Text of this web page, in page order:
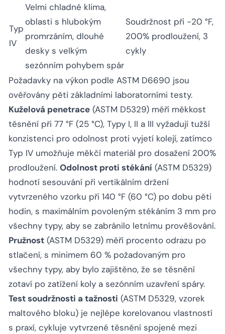
Typ
IV
Velmi chladné klima,
oblasti s hlubokým
promrzáním, dlouhé
desky s velkým
sezónním pohybem spár
Soudržnost při -20 °F,
200% prodloužení, 3
cykly
Požadavky na výkon podle ASTM D6690 jsou
ověřovány pěti základními laboratorními testy.
Kuželová penetrace (ASTM D5329) měří měkkost
těsnění při 77 °F (25 °C), Typy I, II a III vyžadují tužší
konzistenci pro odolnost proti vyjetí kolejí, zatímco
Typ IV umožňuje měkčí materiál pro dosažení 200%
prodloužení. Odolnost proti stékání (ASTM D5329)
hodnotí sesouvání při vertikálním držení
vytvrzeného vzorku při 140 °F (60 °C) po dobu pěti
hodin, s maximálním povoleným stékáním 3 mm pro
všechny typy, aby se zabránilo letnímu prověšování.
Pružnost (ASTM D5329) měří procento odrazu po
stlačení, s minimem 60 % požadovaným pro
všechny typy, aby bylo zajištěno, že se těsnění
zotaví po zatížení koly a sezónním uzavření spáry.
Test soudržnosti a tažnosti (ASTM D5329, vzorek
maltového bloku) je nejlépe korelovanou vlastností
s praxí, cykluje vytvrzené těsnění spojené mezi